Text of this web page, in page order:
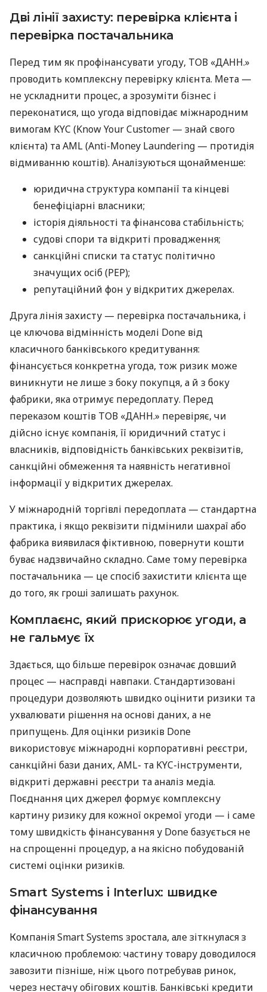
Дві лінії захисту: перевірка клієнта і
перевірка постачальника
Перед тим як профінансувати угоду, ТОВ «ДАНН.»
проводить комплексну перевірку клієнта. Мета —
не ускладнити процес, а зрозуміти бізнес і
переконатися, що угода відповідає міжнародним
вимогам KYC (Know Your Customer — знай свого
клієнта) та AML (Anti-Money Laundering — протидія
відмиванню коштів). Аналізуються щонайменше:
юридична структура компанії та кінцеві
бенефіціарні власники;
історія діяльності та фінансова стабільність;
судові спори та відкриті провадження;
санкційні списки та статус політично
значущих осіб (PEP);
репутаційний фон у відкритих джерелах.
Друга лінія захисту — перевірка постачальника, і
це ключова відмінність моделі Done від
класичного банківського кредитування:
фінансується конкретна угода, тож ризик може
виникнути не лише з боку покупця, а й з боку
фабрики, яка отримує передоплату. Перед
переказом коштів ТОВ «ДАНН.» перевіряє, чи
дійсно існує компанія, її юридичний статус і
власників, відповідність банківських реквізитів,
санкційні обмеження та наявність негативної
інформації у відкритих джерелах.
У міжнародній торгівлі передоплата — стандартна
практика, і якщо реквізити підмінили шахраї або
фабрика виявилася фіктивною, повернути кошти
буває надзвичайно складно. Саме тому перевірка
постачальника — це спосіб захистити клієнта ще
до того, як гроші залишать рахунок.
Комплаєнс, який прискорює угоди, а
не гальмує їх
Здається, що більше перевірок означає довший
процес — насправді навпаки. Стандартизовані
процедури дозволяють швидко оцінити ризики та
ухвалювати рішення на основі даних, а не
припущень. Для оцінки ризиків Done
використовує міжнародні корпоративні реєстри,
санкційні бази даних, AML- та KYC-інструменти,
відкриті державні реєстри та аналіз медіа.
Поєднання цих джерел формує комплексну
картину ризику для кожної окремої угоди — і саме
тому швидкість фінансування у Done базується не
на спрощенні процедур, а на якісно побудованій
системі оцінки ризиків.
Smart Systems і Interlux: швидке
фінансування
Компанія Smart Systems зростала, але зіткнулася з
класичною проблемою: частину товару доводилося
завозити пізніше, ніж цього потребував ринок,
через нестачу обігових коштів. Банківські кредити